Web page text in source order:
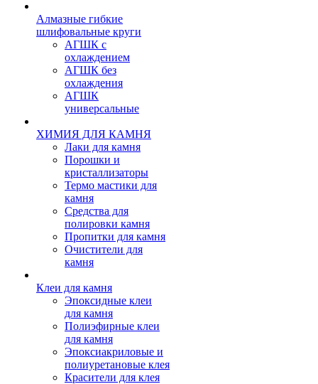
Алмазные гибкие
шлифовальные круги
АГШК с
охлаждением
АГШК без
охлаждения
АГШК
универсальные
ХИМИЯ ДЛЯ КАМНЯ
Лаки для камня
Порошки и
кристаллизаторы
Термо мастики для
камня
Средства для
полировки камня
Пропитки для камня
Очистители для
камня
Клеи для камня
Эпоксидные клеи
для камня
Полиэфирные клеи
для камня
Эпоксиакриловые и
полиуретановые клея
Красители для клея